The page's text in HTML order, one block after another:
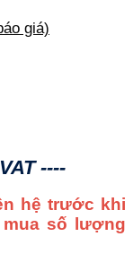
giá)
----
hệ trước khi
số lượng